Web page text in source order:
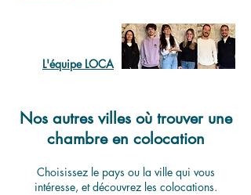
L'équipe LOCA
Nos autres villes où trouver une
chambre en colocation
Choisissez le pays ou la ville qui vous
intéresse, et découvrez les colocations.